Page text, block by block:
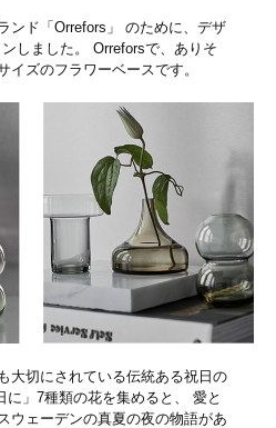
ンド「Orrefors」 のために、デザ
しました。 Orreforsで、ありそ
イズのフラワーベースです。
大切にされている伝統ある祝日の
に」7種類の花を集めると、 愛と
ウェーデンの真夏の夜の物語があ